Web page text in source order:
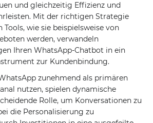
und gleichzeitig Effizienz und
Mit der richtigen Strategie
Tools, wie sie beispielsweise von
werden, verwandeln
Ihren WhatsApp-Chatbot in ein
zur Kundenbindung.
zunehmend als primären
nutzen, spielen dynamische
Rolle, um Konversationen zu
die Personalisierung zu